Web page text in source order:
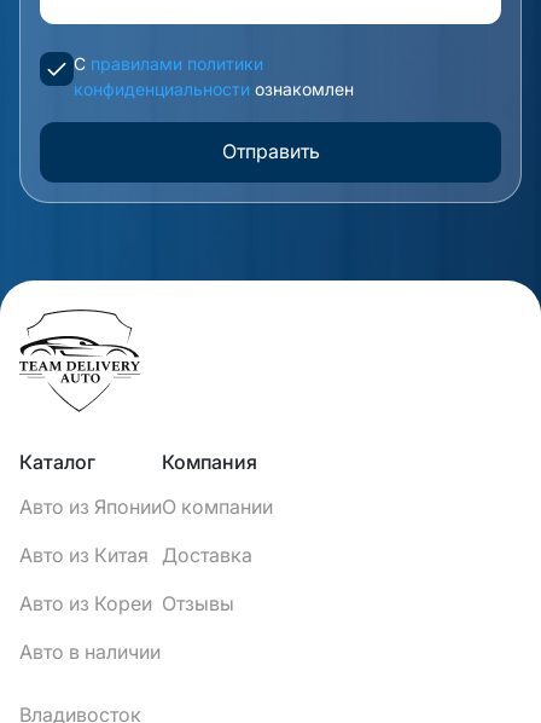
С правилами политики
конфиденциальности ознакомлен
Отправить
Каталог
Авто из Японии
Авто из Китая
Авто из Кореи
Авто в наличии
Компания
О компании
Доставка
Отзывы
Владивосток